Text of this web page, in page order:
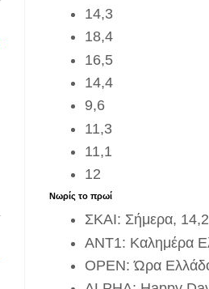
14,3
18,4
16,5
14,4
9,6
11,3
11,1
12
Νωρίς το πρωί
ΣΚΑΙ: Σήμερα, 14,2
ΑΝΤ1: Καλημέρα
OPEN: Ώρα